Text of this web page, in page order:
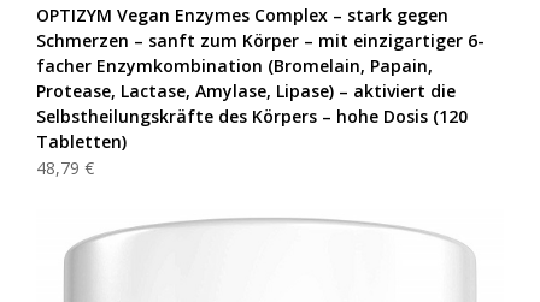
OPTIZYM Vegan Enzymes Complex – stark gegen
Schmerzen – sanft zum Körper – mit einzigartiger 6-
facher Enzymkombination (Bromelain, Papain,
Protease, Lactase, Amylase, Lipase) – aktiviert die
Selbstheilungskräfte des Körpers – hohe Dosis (120
Tabletten)
48,79 €